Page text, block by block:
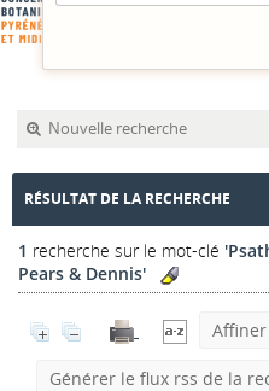
Nouvelle recherche
RÉSULTAT DE LA RECHERCHE
1 recherche sur le mot-clé
Pears & Dennis'
Générer le flux rss de la